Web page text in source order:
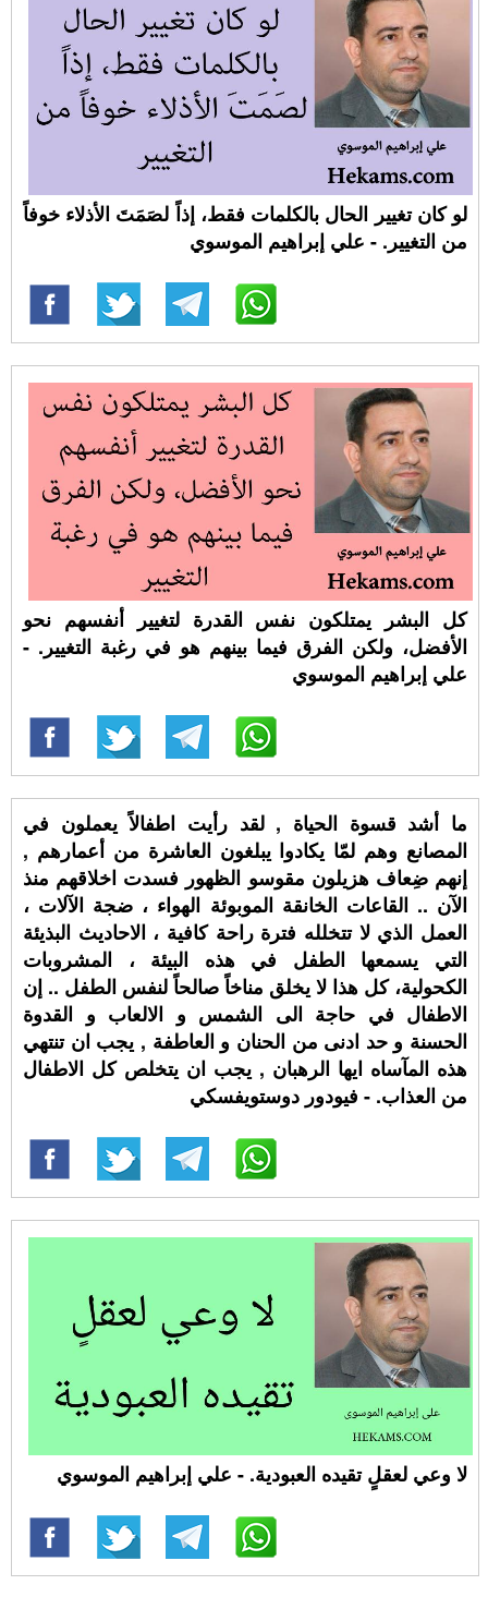
لو كان تغيير الحال بالكلمات فقط، إذاً لصَمَتَ الأذلاء خوفاً
من التغيير. - علي إبراهيم الموسوي
كل البشر يمتلكون نفس القدرة لتغيير أنفسهم نحو
الأفضل، ولكن الفرق فيما بينهم هو في رغبة التغيير. -
علي إبراهيم الموسوي
ما أشد قسوة الحياة , لقد رأيت اطفالاً يعملون في
المصانع وهم لمّا يكادوا يبلغون العاشرة من أعمارهم ,
إنهم ضِعاف هزيلون مقوسو الظهور فسدت اخلاقهم منذ
الآن .. القاعات الخانقة الموبوئة الهواء ، ضجة الآلات ،
العمل الذي لا تتخلله فترة راحة كافية ، الاحاديث البذيئة
التي يسمعها الطفل في هذه البيئة ، المشروبات
الكحولية، كل هذا لا يخلق مناخاً صالحاً لنفس الطفل .. إن
الاطفال في حاجة الى الشمس و الالعاب و القدوة
الحسنة و حد ادنى من الحنان و العاطفة , يجب ان تنتهي
هذه المآساه ايها الرهبان , يجب ان يتخلص كل الاطفال
من العذاب. - فيودور دوستويفسكي
لا وعي لعقلٍ تقيده العبودية. - علي إبراهيم الموسوي